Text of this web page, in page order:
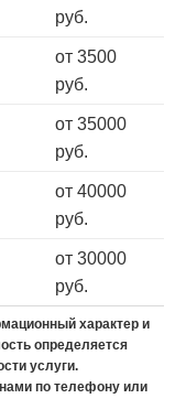
руб.
от 3500
руб.
от 35000
руб.
от 40000
руб.
от 30000
руб.
характер и
определяется
услуги.
по телефону или